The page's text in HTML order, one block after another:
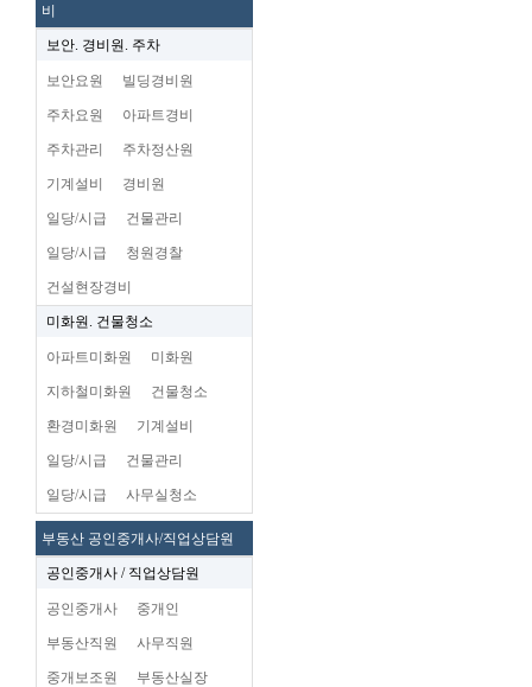
비
보안. 경비원. 주차
보안요원 빌딩경비원
주차요원 아파트경비
주차관리 주차정산원
기계설비 경비원
일당/시급 건물관리
일당/시급 청원경찰
건설현장경비
미화원. 건물청소
아파트미화원 미화원
지하철미화원 건물청소
환경미화원 기계설비
일당/시급 건물관리
일당/시급 사무실청소
부동산 공인중개사/직업상담원
공인중개사 / 직업상담원
공인중개사 중개인
부동산직원 사무직원
중개보조원 부동산실장